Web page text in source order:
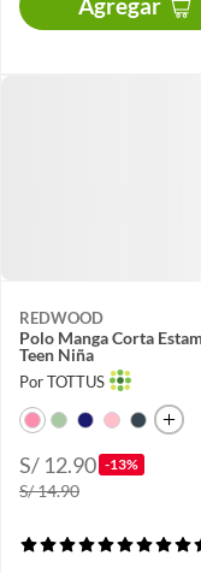
Agregar
REDWOOD
Polo Manga Corta
Teen Niña
Por TOTTUS
S/ 12.90 -13%
S/ 14.90